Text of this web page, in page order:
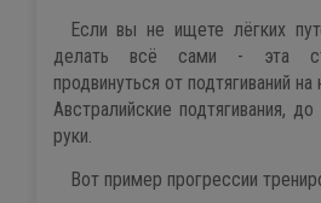
Если вы не ищете лёгких
делать всё сами - эта
продвинуться от подтягиваний
Австралийские подтягивания,
руки.
Вот пример прогрессии